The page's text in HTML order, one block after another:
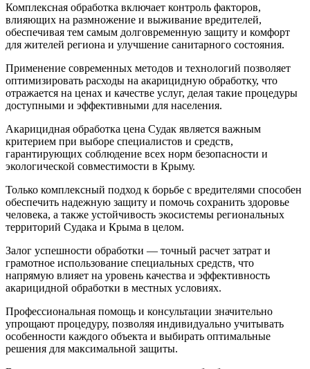
Комплексная обработка включает контроль факторов,
влияющих на размножение и выживание вредителей,
обеспечивая тем самым долговременную защиту и комфорт
для жителей региона и улучшение санитарного состояния.
Применение современных методов и технологий позволяет
оптимизировать расходы на акарицидную обработку, что
отражается на ценах и качестве услуг, делая такие процедуры
доступными и эффективными для населения.
Акарицидная обработка цена Судак является важным
критерием при выборе специалистов и средств,
гарантирующих соблюдение всех норм безопасности и
экологической совместимости в Крыму.
Только комплексный подход к борьбе с вредителями способен
обеспечить надежную защиту и помочь сохранить здоровье
человека, а также устойчивость экосистемы региональных
территорий Судака и Крыма в целом.
Залог успешности обработки — точный расчет затрат и
грамотное использование специальных средств, что
напрямую влияет на уровень качества и эффективность
акарицидной обработки в местных условиях.
Профессиональная помощь и консультации значительно
упрощают процедуру, позволяя индивидуально учитывать
особенности каждого объекта и выбирать оптимальные
решения для максимальной защиты.